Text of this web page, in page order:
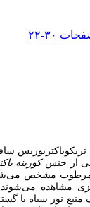
تریکوباکتریوزیس
از جنسکورینه
مشخص
مشاهده